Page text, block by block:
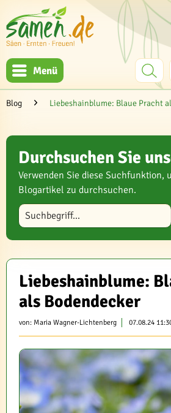
Menü
Blog Liebeshainblume: Blaue Pracht
Durchsuchen Sie
Verwenden Sie diese Suchfunktion,
Blogartikel zu durchsuchen.
Blog durchsuchen
Liebeshainblume:
als Bodendecker
von: Maria Wagner-Lichtenberg 07.08.24